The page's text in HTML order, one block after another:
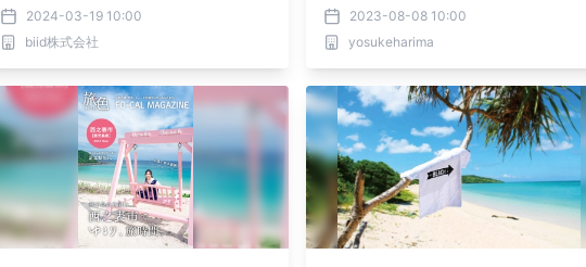
ンアクティビティをリニューアル！
2024-03-19 10:00
biid株式会社
2023-08-08 10:00
yosukeharima